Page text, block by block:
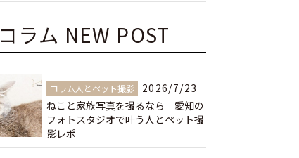
コラム NEW POST
コラム人とペット撮影
2026/7/23
ねこと家族写真を撮るなら｜愛知の
フォトスタジオで叶う人とペット撮
影レポ